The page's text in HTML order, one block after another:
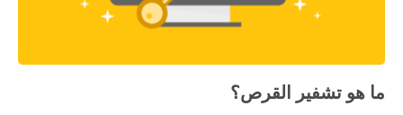
ما هو تشفير القرص؟